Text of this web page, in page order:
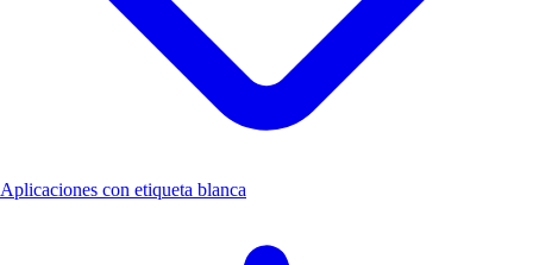
Aplicaciones con etiqueta blanca